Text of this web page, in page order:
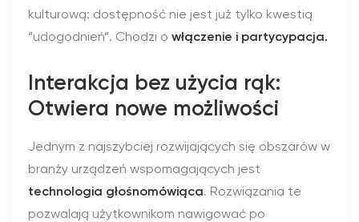
kulturową: dostępność nie jest już tylko kwestią
“udogodnień”. Chodzi o włączenie i partycypacja.
Interakcja bez użycia rąk:
Otwiera nowe możliwości
Jednym z najszybciej rozwijających się obszarów w
branży urządzeń wspomagających jest
technologia głośnomówiąca. Rozwiązania te
pozwalają użytkownikom nawigować po